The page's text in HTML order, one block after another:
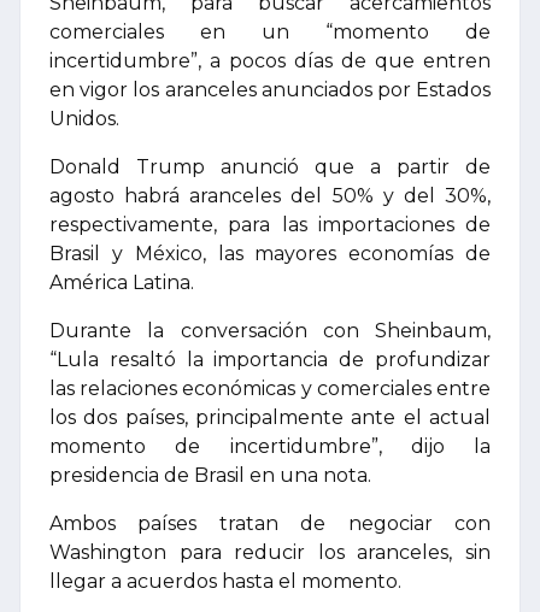
comerciales en un “momento de
incertidumbre”, a pocos días de que entren
en vigor los aranceles anunciados por Estados
Unidos.
Donald Trump anunció que a partir de
agosto habrá aranceles del 50% y del 30%,
respectivamente, para las importaciones de
Brasil y México, las mayores economías de
América Latina.
Durante la conversación con Sheinbaum,
“Lula resaltó la importancia de profundizar
las relaciones económicas y comerciales entre
los dos países, principalmente ante el actual
momento de incertidumbre”, dijo la
presidencia de Brasil en una nota.
Ambos países tratan de negociar con
Washington para reducir los aranceles, sin
llegar a acuerdos hasta el momento.